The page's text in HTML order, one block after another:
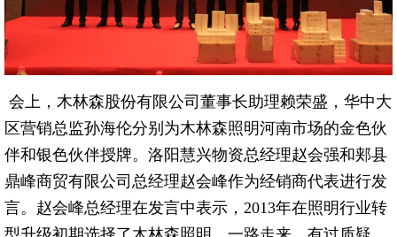
会上，木林森股份有限公司董事长助理赖荣盛，华中大
区营销总监孙海伦分别为木林森照明河南市场的金色伙
伴和银色伙伴授牌。洛阳慧兴物资总经理赵会强和郏县
鼎峰商贸有限公司总经理赵会峰作为经销商代表进行发
言。赵会峰总经理在发言中表示，2013年在照明行业转